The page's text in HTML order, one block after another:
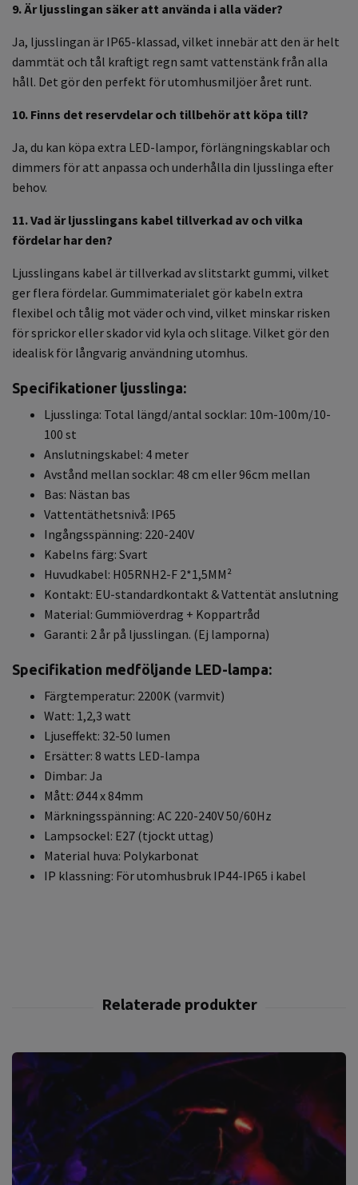
9. Är ljusslingan säker att använda i alla väder?
Ja, ljusslingan är IP65-klassad, vilket innebär att den är helt
dammtät och tål kraftigt regn samt vattenstänk från alla
håll. Det gör den perfekt för utomhusmiljöer året runt.
10. Finns det reservdelar och tillbehör att köpa till?
Ja, du kan köpa extra LED-lampor, förlängningskablar och
dimmers för att anpassa och underhålla din ljusslinga efter
behov.
11. Vad är ljusslingans kabel tillverkad av och vilka
fördelar har den?
Ljusslingans kabel är tillverkad av slitstarkt gummi, vilket
ger flera fördelar. Gummimaterialet gör kabeln extra
flexibel och tålig mot väder och vind, vilket minskar risken
för sprickor eller skador vid kyla och slitage. Vilket gör den
idealisk för långvarig användning utomhus.
Specifikationer ljusslinga:
Ljusslinga: Total längd/antal socklar: 10m-100m/10-
100 st
Anslutningskabel: 4 meter
Avstånd mellan socklar: 48 cm eller 96cm mellan
Bas: Nästan bas
Vattentäthetsnivå: IP65
Ingångsspänning: 220-240V
Kabelns färg: Svart
Huvudkabel: H05RNH2-F 2*1,5MM²
Kontakt: EU-standardkontakt & Vattentät anslutning
Material: Gummiöverdrag + Koppartråd
Garanti: 2 år på ljusslingan. (Ej lamporna)
Specifikation medföljande LED-lampa:
Färgtemperatur: 2200K (varmvit)
Watt: 1,2,3 watt
Ljuseffekt: 32-50 lumen
Ersätter: 8 watts LED-lampa
Dimbar: Ja
Mått: Ø44 x 84mm
Märkningsspänning: AC 220-240V 50/60Hz
Lampsockel: E27 (tjockt uttag)
Material huva: Polykarbonat
IP klassning: För utomhusbruk IP44-IP65 i kabel